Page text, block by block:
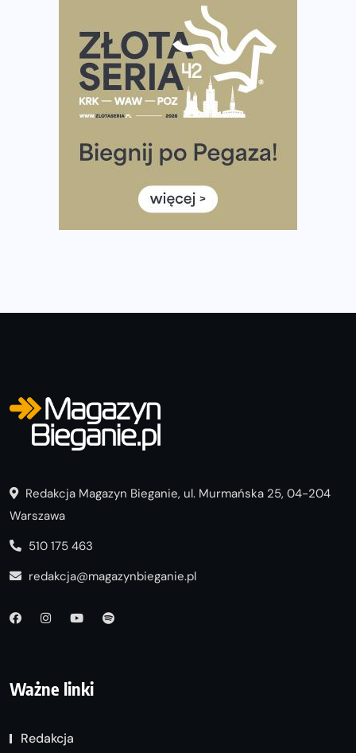
często biegać, żeby robić postępy
Już w ten weekend! Przed nami Nocny Portowy Maraton
i Półmaraton Szczeciński. Wszystko, co warto wiedzieć
European Marathon Classics – jak zweryfikować swój
listach startowych są jeszcze wolne miejsca
Jaki smartwatch dla biegaczy, którzy chcą też przy
okazji trenować pod HYROX?
Jak zaplanować domowe cardio bez przepełniania
Redakcja Magazyn Bieganie, ul. Murmańska 25, 04-204
Warszawa
510 175 463
redakcja@magazynbieganie.pl
Ważne linki
Redakcja